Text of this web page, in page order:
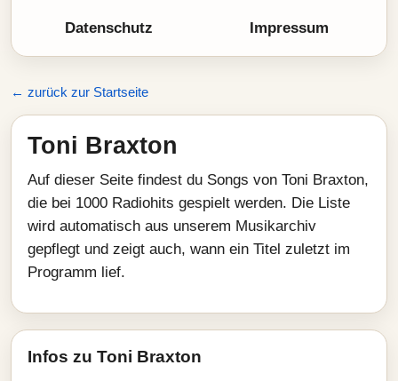
Datenschutz Impressum
← zurück zur Startseite
Toni Braxton
Auf dieser Seite findest du Songs von Toni Braxton,
die bei 1000 Radiohits gespielt werden. Die Liste
wird automatisch aus unserem Musikarchiv
gepflegt und zeigt auch, wann ein Titel zuletzt im
Programm lief.
Infos zu Toni Braxton